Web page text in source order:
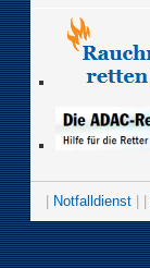
Notfalldienst